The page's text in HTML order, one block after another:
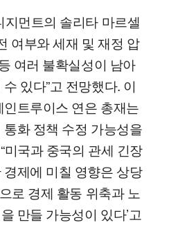
먼트의 솔리타 마르셀
여부와 세재 및 재정 압
여러 불확실성이 남아
있다”고 전망했다. 이
트루이스 연은 총재는
화 정책 수정 가능성을
미국과 중국의 관세 긴장
제에 미칠 영향은 상당
로 경제 활동 위축과 노
만들 가능성이 있다’고